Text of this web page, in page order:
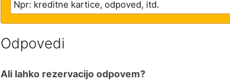
Odpovedi
Ali lahko rezervacijo odpovem?